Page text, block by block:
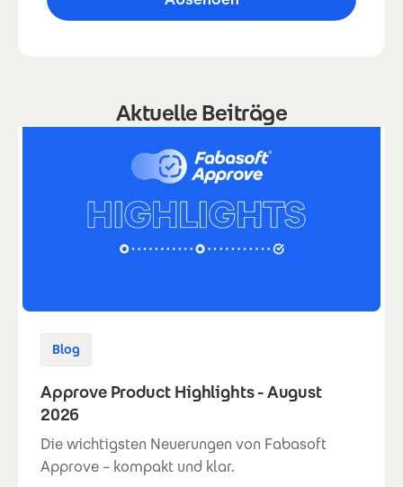
Aktuelle Beiträge
Blog
Approve Product Highlights - August
2026
Die wichtigsten Neuerungen von Fabasoft
Approve – kompakt und klar.